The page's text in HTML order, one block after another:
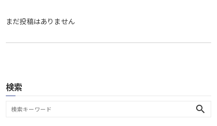
まだ投稿はありません
検索
search